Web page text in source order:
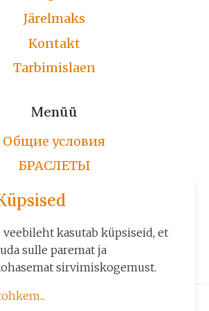
Järelmaks
Kontakt
Tarbimislaen
Menüü
Общие условия
БРАСЛЕТЫ
ЦЕПОЧКИ
ПО ЗАКАЗУ
ИЗДЕЛИЯ
veebileht kasutab küpsiseid, et
sulle paremat ja
sirvimiskogemust.